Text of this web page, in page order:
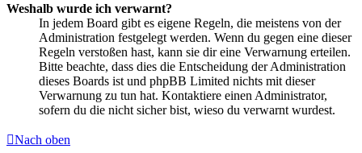
Weshalb wurde ich verwarnt?
In jedem Board gibt es eigene Regeln, die meistens von der
Administration festgelegt werden. Wenn du gegen eine dieser
Regeln verstoßen hast, kann sie dir eine Verwarnung erteilen.
Bitte beachte, dass dies die Entscheidung der Administration
dieses Boards ist und phpBB Limited nichts mit dieser
Verwarnung zu tun hat. Kontaktiere einen Administrator,
sofern du die nicht sicher bist, wieso du verwarnt wurdest.
Nach oben